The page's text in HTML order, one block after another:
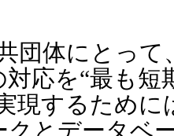
団体にとって
応を“最も短
現するために
クとデータベ